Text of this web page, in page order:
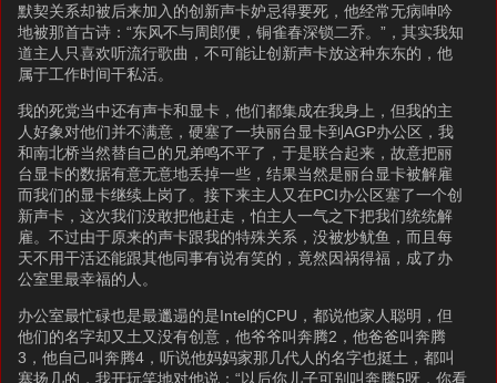
默契关系却被后来加入的创新声卡妒忌得要死，他经常无病呻吟
地被那首古诗：“东风不与周郎便，铜雀春深锁二乔。”，其实我知
道主人只喜欢听流行歌曲，不可能让创新声卡放这种东东的，他
属于工作时间干私活。
我的死党当中还有声卡和显卡，他们都集成在我身上，但我的主
人好象对他们并不满意，硬塞了一块丽台显卡到AGP办公区，我
和南北桥当然替自己的兄弟鸣不平了，于是联合起来，故意把丽
台显卡的数据有意无意地丢掉一些，结果当然是丽台显卡被解雇
而我们的显卡继续上岗了。接下来主人又在PCI办公区塞了一个创
新声卡，这次我们没敢把他赶走，怕主人一气之下把我们统统解
雇。不过由于原来的声卡跟我的特殊关系，没被炒鱿鱼，而且每
天不用干活还能跟其他同事有说有笑的，竟然因祸得福，成了办
公室里最幸福的人。
办公室最忙碌也是最邋遢的是Intel的CPU，都说他家人聪明，但
他们的名字却又土又没有创意，他爷爷叫奔腾2，他爸爸叫奔腾
3，他自己叫奔腾4，听说他妈妈家那几代人的名字也挺土，都叫
塞扬几的，我开玩笑地对他说：“以后你儿子可别叫奔腾5呀，你看